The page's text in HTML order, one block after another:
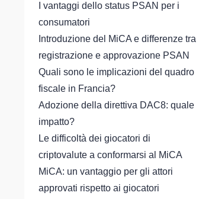
I vantaggi dello status PSAN per i
consumatori
Introduzione del MiCA e differenze tra
registrazione e approvazione PSAN
Quali sono le implicazioni del quadro
fiscale in Francia?
Adozione della direttiva DAC8: quale
impatto?
Le difficoltà dei giocatori di
criptovalute a conformarsi al MiCA
MiCA: un vantaggio per gli attori
approvati rispetto ai giocatori